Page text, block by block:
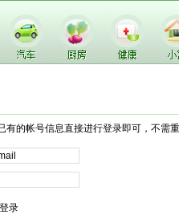
有的帐号信息直接进行登录即可，不需
录